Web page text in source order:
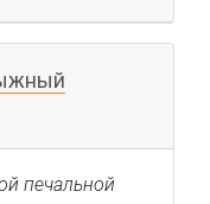
печальной